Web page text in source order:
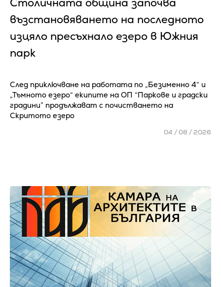
възстановяването на последното
изцяло пресъхнало езеро в Южния
парк
След приключване на работата по „Безименно 4“ и
„Тъмното езеро“ екипите на ОП “Паркове и градски
градини” продължават с почистването на
Скритото езеро
04 / 08 / 2026